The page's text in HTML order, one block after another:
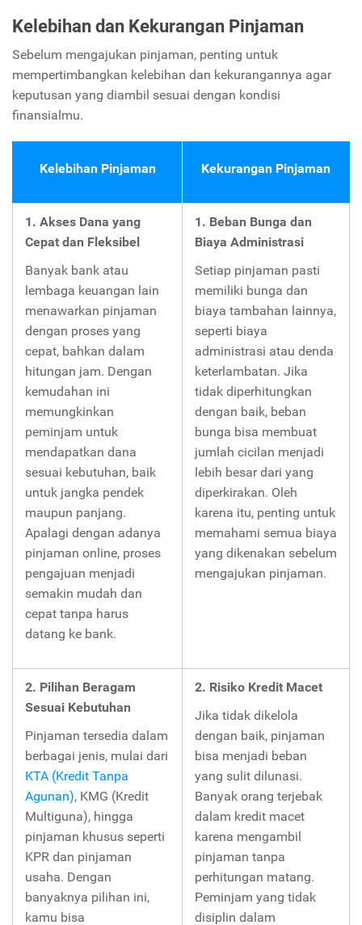
Kelebihan dan Kekurangan Pinjaman
Sebelum mengajukan pinjaman, penting untuk
mempertimbangkan kelebihan dan kekurangannya agar
keputusan yang diambil sesuai dengan kondisi
finansialmu.
Kelebihan Pinjaman Kekurangan Pinjaman
1. Akses Dana yang
Cepat dan Fleksibel
Banyak bank atau
lembaga keuangan lain
menawarkan pinjaman
dengan proses yang
cepat, bahkan dalam
hitungan jam. Dengan
kemudahan ini
memungkinkan
peminjam untuk
mendapatkan dana
sesuai kebutuhan, baik
untuk jangka pendek
maupun panjang.
Apalagi dengan adanya
pinjaman online, proses
pengajuan menjadi
semakin mudah dan
cepat tanpa harus
datang ke bank.
1. Beban Bunga dan
Biaya Administrasi
Setiap pinjaman pasti
memiliki bunga dan
biaya tambahan lainnya,
seperti biaya
administrasi atau denda
keterlambatan. Jika
tidak diperhitungkan
dengan baik, beban
bunga bisa membuat
jumlah cicilan menjadi
lebih besar dari yang
diperkirakan. Oleh
karena itu, penting untuk
memahami semua biaya
yang dikenakan sebelum
mengajukan pinjaman.
2. Pilihan Beragam
Sesuai Kebutuhan
Pinjaman tersedia dalam
berbagai jenis, mulai dari
KTA (Kredit Tanpa
Agunan), KMG (Kredit
Multiguna), hingga
pinjaman khusus seperti
KPR dan pinjaman
usaha. Dengan
banyaknya pilihan ini,
kamu bisa
2. Risiko Kredit Macet
Jika tidak dikelola
dengan baik, pinjaman
bisa menjadi beban
yang sulit dilunasi.
Banyak orang terjebak
dalam kredit macet
karena mengambil
pinjaman tanpa
perhitungan matang.
Peminjam yang tidak
disiplin dalam